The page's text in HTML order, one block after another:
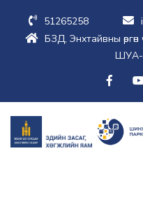
51265258
БЗД, Энхтайвны
ШУА-